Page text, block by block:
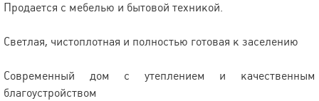
Продается с мебелью и бытовой техникой.
Светлая, чистоплотная и полностью готовая к заселению
Современный дом с утеплением и качественным
благоустройством